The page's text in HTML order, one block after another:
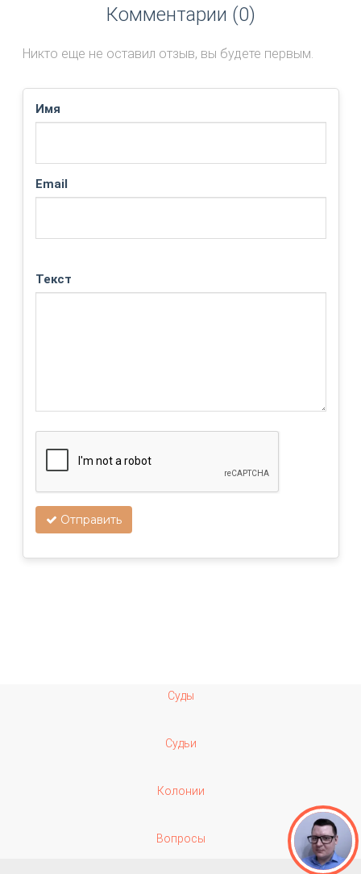
Комментарии (0)
Никто еще не оставил отзыв, вы будете первым.
Имя
Email
Текст
Отправить
Суды
Судьи
Колонии
Вопросы